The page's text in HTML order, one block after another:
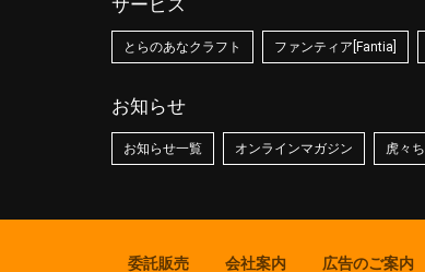
サービス
とらのあなクラフト ファンティア[Fantia]
お知らせ
お知らせ一覧 オンラインマガジン 虎々
委託販売 会社案内 広告のご案内